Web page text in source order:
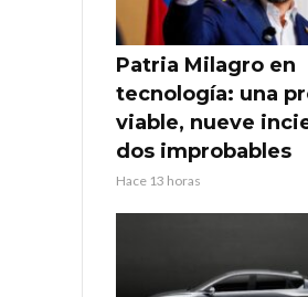
Patria Milagro en
tecnología: una
viable, nueve
dos improbables
Hace 13 horas